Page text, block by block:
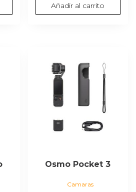
Añadir al carrito
Osmo Pocket 3
Camaras